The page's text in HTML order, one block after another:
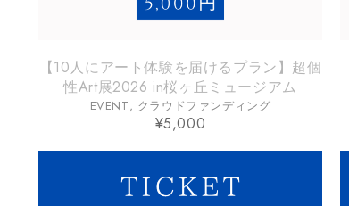
【10人にアート体験を届けるプラン】超個
性Art展2026 in桜ヶ丘ミュージアム
EVENT, クラウドファンディング
¥5,000